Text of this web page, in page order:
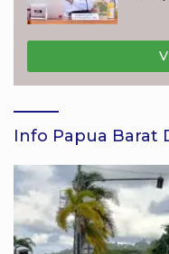
Info Papua Barat